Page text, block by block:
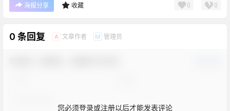
海报分享 收藏 0 0
0 条回复 A 文章作者 M 管理员
您必须登录或注册以后才能发表评论